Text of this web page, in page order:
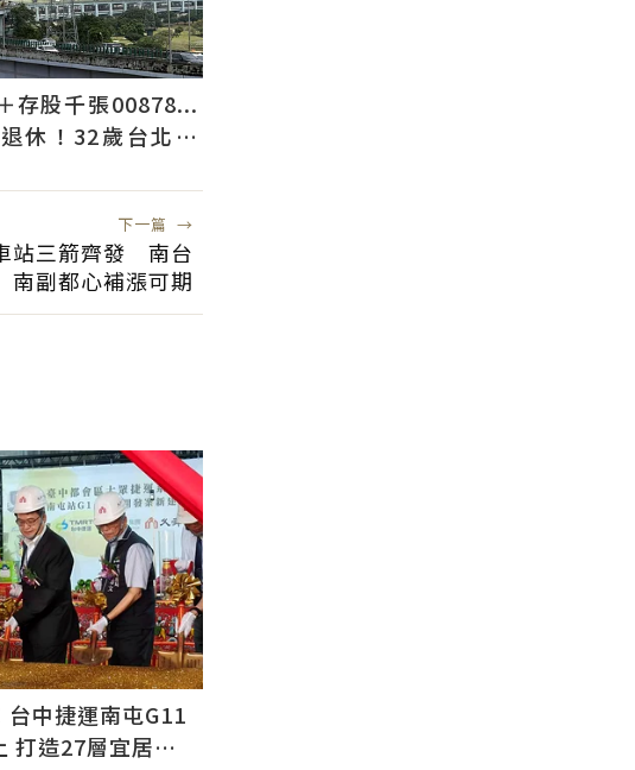
存股千張00878...
休！32歲台北人
下一篇 →
站三箭齊發 南台
南副都心補漲可期
中捷運南屯G11
打造27層宜居地